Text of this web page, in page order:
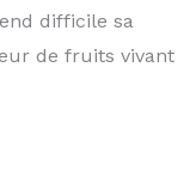
difficile sa
de fruits vivant